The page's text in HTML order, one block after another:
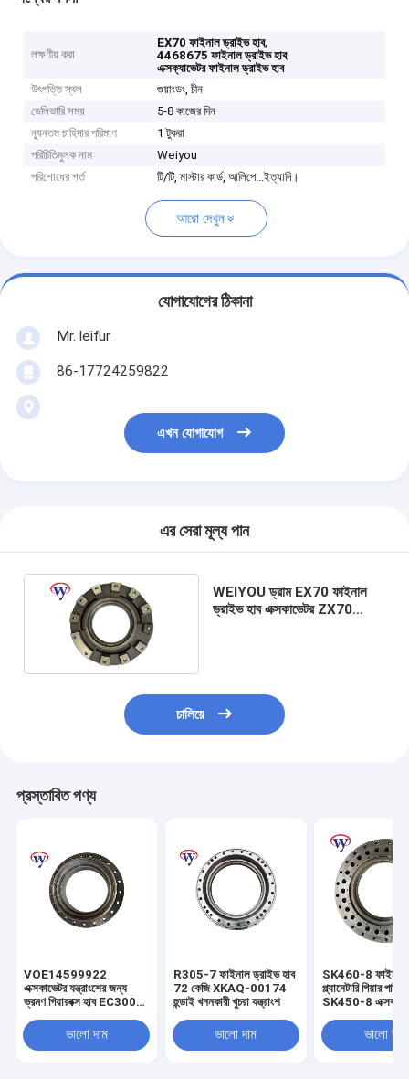
লক্ষণীয় করা
EX70 ফাইনাল ড্রাইভ হাব,
4468675 ফাইনাল ড্রাইভ হাব,
এক্সক্যাভেটর ফাইনাল ড্রাইভ হাব
উৎপত্তি স্থল
গুয়াংডং, চীন
ডেলিভারি সময়
5-8 কাজের দিন
ন্যূনতম চাহিদার পরিমাণ
1 টুকরা
পরিচিতিমুলক নাম
Weiyou
পরিশোধের শর্ত
টি/টি, মাস্টার কার্ড, আলিপে...ইত্যাদি।
আরো দেখুন
যোগাযোগের ঠিকানা
Mr. leifur
86-17724259822
এখন যোগাযোগ
এর সেরা মূল্য পান
WEIYOU ড্রাম EX70 ফাইনাল
ড্রাইভ হাব এক্সকাভেটর ZX70
চালিয়ে
প্রস্তাবিত পণ্য
VOE14599922
এক্সকাভেটর যন্ত্রাংশের জন্য
ভ্রমণ গিয়ারবক্স হাব EC300D
ভালো দাম
R305-7 ফাইনাল ড্রাইভ হাব
72 কেজি XKAQ-00174
হুন্ডাই খননকারী খুচরা যন্ত্রাংশ
ভালো দাম
SK460-8 ফাইনাল
প্ল্যানেটারি গিয়ার
SK450-8
ভালো দাম